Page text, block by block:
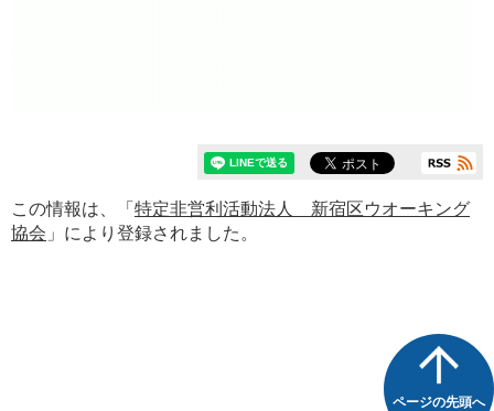
この情報は、「 特定非営利活動法人 新宿区ウオーキング
協会 」により登録されました。
ページの先頭へ